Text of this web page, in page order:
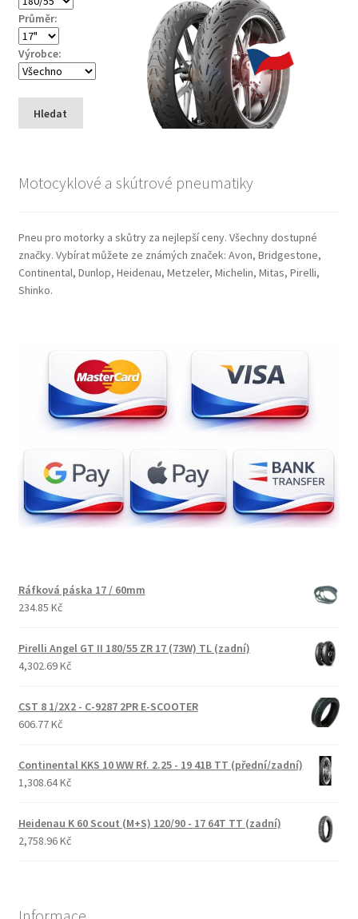
Průměr:
Výrobce:
Hledat
Motocyklové a skútrové pneumatiky
Pneu pro motorky a skůtry za nejlepší ceny. Všechny dostupné
značky. Vybírat můžete ze známých značek: Avon, Bridgestone,
Continental, Dunlop, Heidenau, Metzeler, Michelin, Mitas, Pirelli,
Shinko.
Ráfková páska 17 / 60mm
234.85 Kč
Pirelli Angel GT II 180/55 ZR 17 (73W) TL (zadní)
4,302.69 Kč
CST 8 1/2X2 - C-9287 2PR E-SCOOTER
606.77 Kč
Continental KKS 10 WW Rf. 2.25 - 19 41B TT (přední/zadní)
1,308.64 Kč
Heidenau K 60 Scout (M+S) 120/90 - 17 64T TT (zadní)
2,758.96 Kč